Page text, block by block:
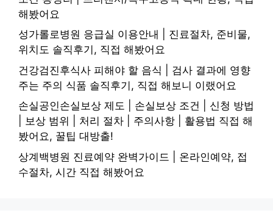
해봤어요
성가롤로병원 응급실 이용안내 | 진료절차, 준비물,
위치도 솔직후기, 직접 해봤어요
건강검진후식사 피해야 할 음식 | 검사 결과에 영향
주는 주의 식품 솔직후기, 직접 해보니 이랬어요
손실공인손실보상 제도 | 손실보상 조건 | 신청 방법
| 보상 범위 | 처리 절차 | 주의사항 | 활용법 직접 해
봤어요, 꿀팁 대방출!
상계백병원 진료예약 완벽가이드 | 온라인예약, 접
수절차, 시간 직접 해봤어요